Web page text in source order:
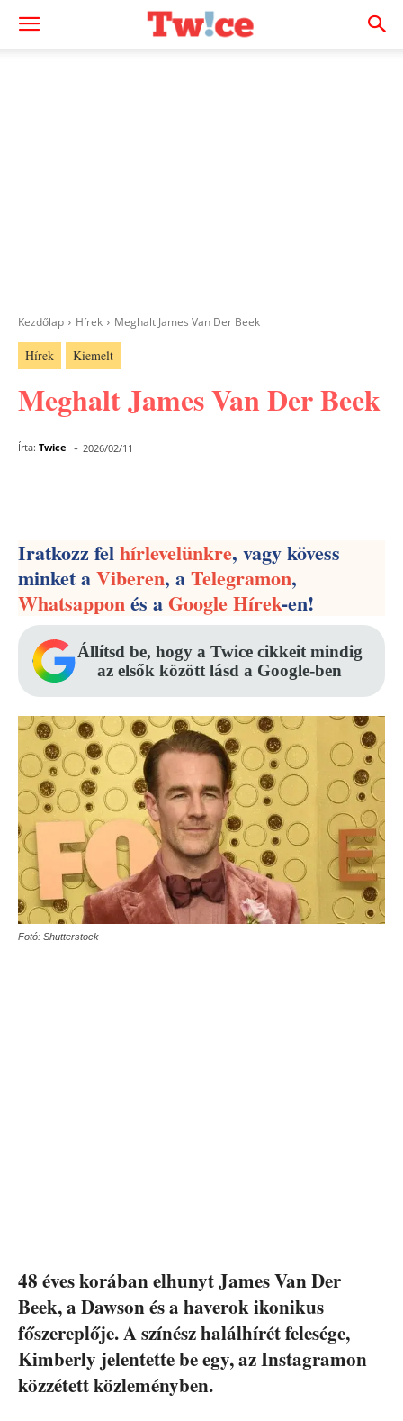
Kezdőlap Hírek Meghalt James Van Der Beek
Hírek Kiemelt
Meghalt James Van Der Beek
Írta: Twice - 2026/02/11
Iratkozz felhírlevelünkre, vagy kövess
minket aViberen, aTelegramon,
Whatsapponés aGoogle Hírek-en!
Állítsd be, hogy a Twice cikkeit mindig
az elsők között lásd a Google-ben
Fotó: Shutterstock
48 éves korában elhunyt James Van Der
Beek, a Dawson és a haverok ikonikus
főszereplője. A színész halálhírét felesége,
Kimberly jelentette be egy, az Instagramon
közzétett közleményben.